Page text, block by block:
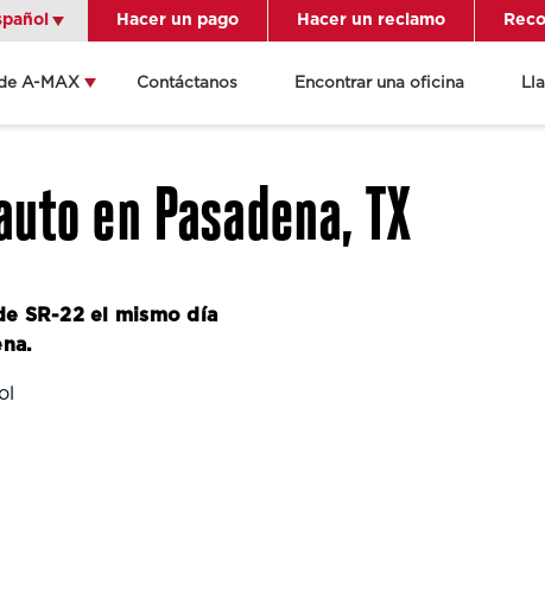
de la
Español Hacer un pago Hacer un reclamo
A-MAX Contáctanos Encontrar una oficina
en Pasadena, TX
SR-22 el mismo día